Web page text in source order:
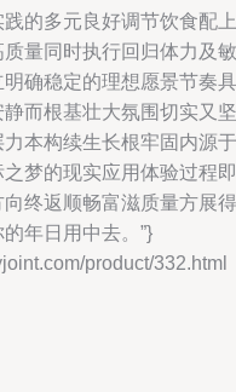
的多元良好调节饮食配上
量同时执行回归体力及敏
确稳定的理想愿景节奏具
而根基壮大氛围切实又坚
本构续生长根牢固内源于
梦的现实应用体验过程即
终返顺畅富滋质量方展得
年日用中去。”}
product/332.html